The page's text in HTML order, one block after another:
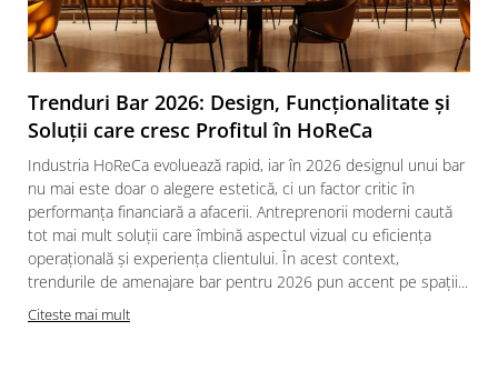
Trenduri Bar 2026: Design, Funcționalitate și
Soluții care cresc Profitul în HoReCa
Industria HoReCa evoluează rapid, iar în 2026 designul unui bar
nu mai este doar o alegere estetică, ci un factor critic în
performanța financiară a afacerii. Antreprenorii moderni caută
tot mai mult soluții care îmbină aspectul vizual cu eficiența
operațională și experiența clientului. În acest context,
trendurile de amenajare bar pentru 2026 pun accent pe spații...
Citeste mai mult